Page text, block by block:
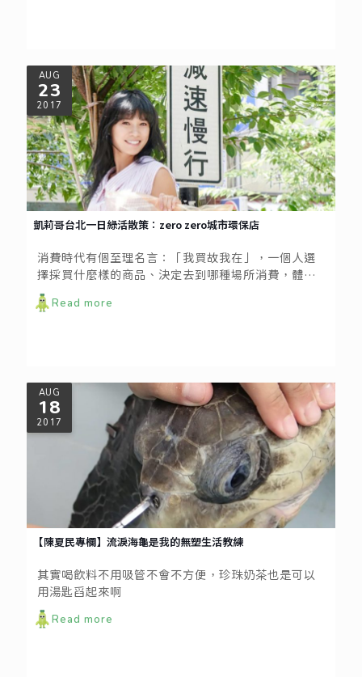
AUG
23
2017
凱莉哥台北一日綠活散策：zero zero城市環保店
消費時代有個至理名言：「我買故我在」，一個人選
擇採買什麼樣的商品、決定去到哪種場所消費，體現
他的品味、愛好、價值觀。你是否有統計過你最常去
的商店、場所呢？城市中有不少凝聚強大綠色能量的
Read more
AUG
18
2017
【陳夏民專欄】流淚海龜是我的無塑生活教練
其實喝飲料不用吸管不會不方便，珍珠奶茶也是可以
用湯匙舀起來啊
Read more